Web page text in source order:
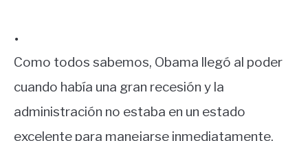
.
Como todos sabemos, Obama llegó al poder
cuando había una gran recesión y la
administración no estaba en un estado
excelente para manejarse inmediatamente.